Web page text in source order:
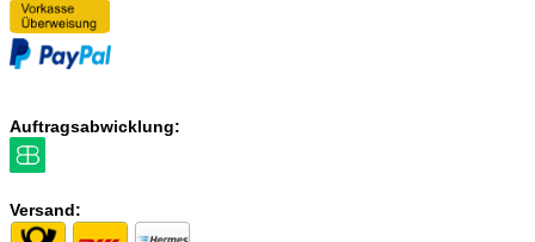
Auftragsabwicklung:
Versand: